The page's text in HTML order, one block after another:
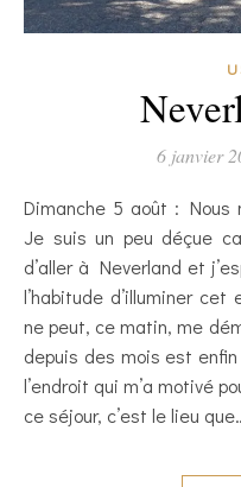
6 janvier
Dimanche 5 août : Nous nous réveillons sous un ciel gris.
Je suis un peu déçue
d’aller à Neverland et
l’habitude d’illuminer
ne peut, ce matin, me
depuis des mois est
l’endroit qui m’a motivé
ce séjour, c’est le lieu